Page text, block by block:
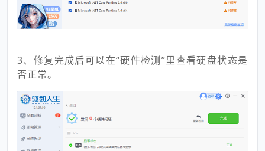
3、修复完成后可以在“硬件检测”里查看硬盘状态是
否正常。